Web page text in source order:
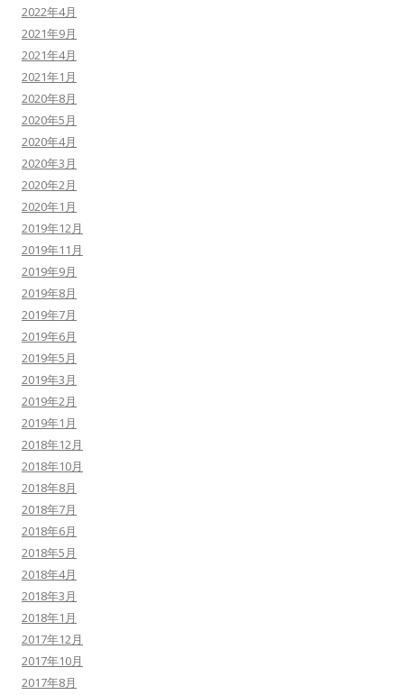
2022年4月
2021年9月
2021年4月
2021年1月
2020年8月
2020年5月
2020年4月
2020年3月
2020年2月
2020年1月
2019年12月
2019年11月
2019年9月
2019年8月
2019年7月
2019年6月
2019年5月
2019年3月
2019年2月
2019年1月
2018年12月
2018年10月
2018年8月
2018年7月
2018年6月
2018年5月
2018年4月
2018年3月
2018年1月
2017年12月
2017年10月
2017年8月